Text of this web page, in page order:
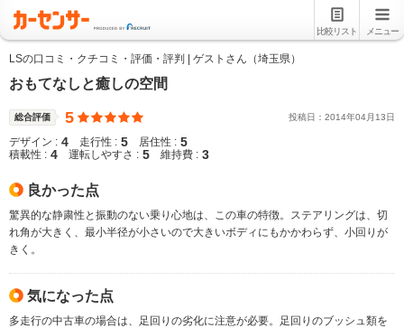
比較リスト メニュー
LSの口コミ・クチコミ・評価・評判 | ゲストさん（埼玉県）
おもてなしと癒しの空間
総合評価 5 投稿日： 2014年04月 13日
デザイン : 4 走行性 : 5 居住性 : 5
積載性 : 4 運転しやすさ : 5 維持費 : 3
良かった点
驚異的な静粛性と振動のない乗り心地は、この車の特徴。ステアリングは、切
れ角が大きく、最小半径が小さいので大きいボディにもかかわらず、小回りが
きく。
気になった点
多走行の中古車の場合は、足回りの劣化に注意が必要。足回りのブッシュ類を